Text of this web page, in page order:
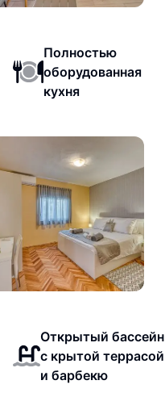
Полностью
оборудованная
кухня
Открытый бассейн
с крытой террасой
и барбекю